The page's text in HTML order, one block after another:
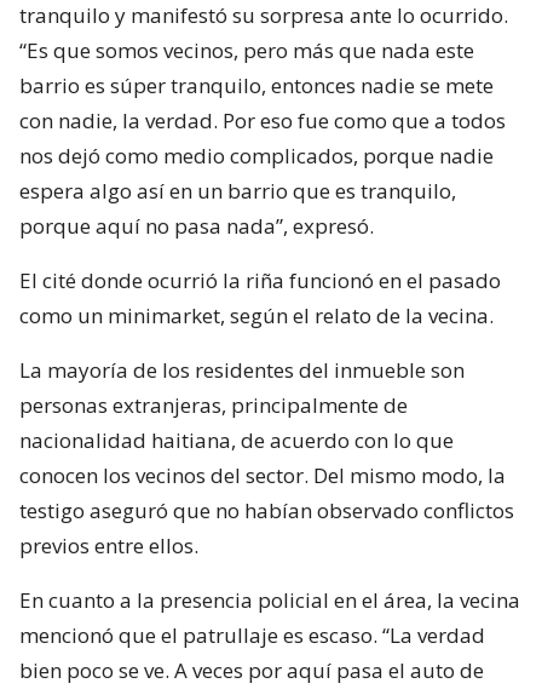
tranquilo y manifestó su sorpresa ante lo ocurrido.
“Es que somos vecinos, pero más que nada este
barrio es súper tranquilo, entonces nadie se mete
con nadie, la verdad. Por eso fue como que a todos
nos dejó como medio complicados, porque nadie
espera algo así en un barrio que es tranquilo,
porque aquí no pasa nada”, expresó.
El cité donde ocurrió la riña funcionó en el pasado
como un minimarket, según el relato de la vecina.
La mayoría de los residentes del inmueble son
personas extranjeras, principalmente de
nacionalidad haitiana, de acuerdo con lo que
conocen los vecinos del sector. Del mismo modo, la
testigo aseguró que no habían observado conflictos
previos entre ellos.
En cuanto a la presencia policial en el área, la vecina
mencionó que el patrullaje es escaso. “La verdad
bien poco se ve. A veces por aquí pasa el auto de